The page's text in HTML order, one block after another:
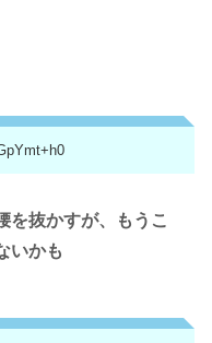
を抜かすが、もうこ
いかも